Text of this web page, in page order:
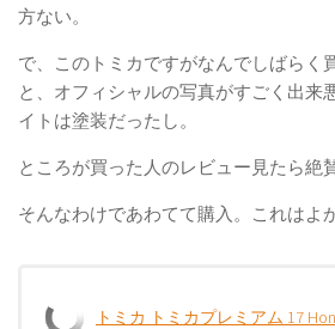
方ない。
で、このトミカですがなんでしばらく
と、オフィシャルの写真がすごく出来
イトは塗装だったし。
ところが買った人のレビュー見たら絶
そんなわけであわてて購入。これはよ
トミカ トミカプレミアム 17